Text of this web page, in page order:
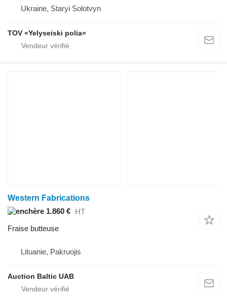
Ukraine, Staryi Solotvyn
TOV «Yelyseiski polia»
Western Fabrications
1.860 € HT
Fraise butteuse
Lituanie, Pakruojis
Auction Baltic UAB